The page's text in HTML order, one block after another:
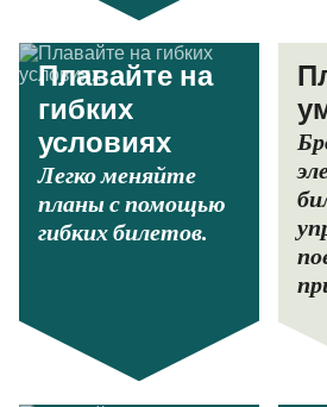
Плавайте на
гибких
условиях
Легко меняйте
планы с помощью
гибких билетов.